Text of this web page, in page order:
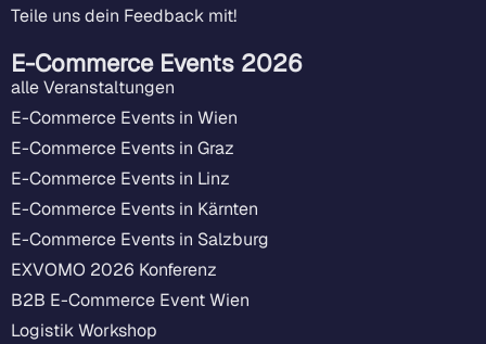
Teile uns dein Feedback mit!
E-Commerce Events 2026
alle Veranstaltungen
E-Commerce Events in Wien
E-Commerce Events in Graz
E-Commerce Events in Linz
E-Commerce Events in Kärnten
E-Commerce Events in Salzburg
EXVOMO 2026 Konferenz
B2B E-Commerce Event Wien
Logistik Workshop